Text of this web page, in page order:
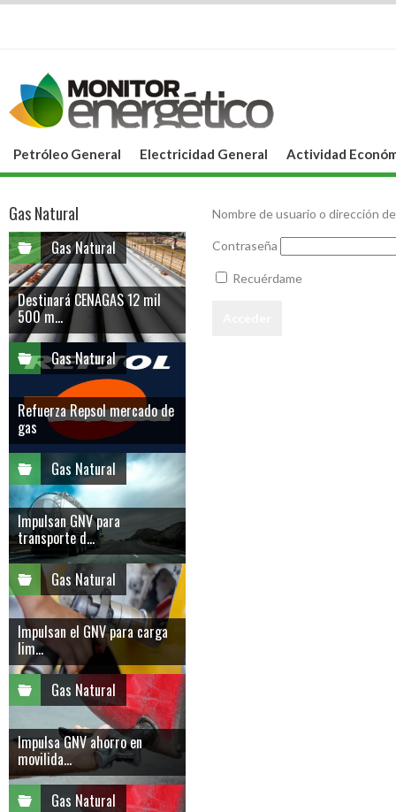
Petróleo General Electricidad General Actividad
Nombre de usuario o dirección
Contraseña
Recuérdame
Gas Natural
Gas Natural
Destinará CENAGAS 12 mil
500 m...
Gas Natural
Refuerza Repsol mercado de
gas
Gas Natural
Impulsan GNV para
transporte d...
Gas Natural
Impulsan el GNV para carga
lim...
Gas Natural
Impulsa GNV ahorro en
movilida...
Gas Natural